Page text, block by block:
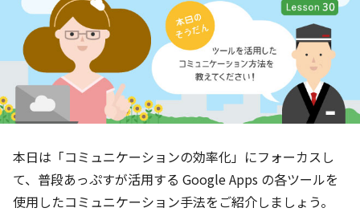
本日は「コミュニケーションの効率化」にフォーカスし
て、普段あっぷすが活用する Google Apps の各ツールを
使用したコミュニケーション手法をご紹介しましょう。